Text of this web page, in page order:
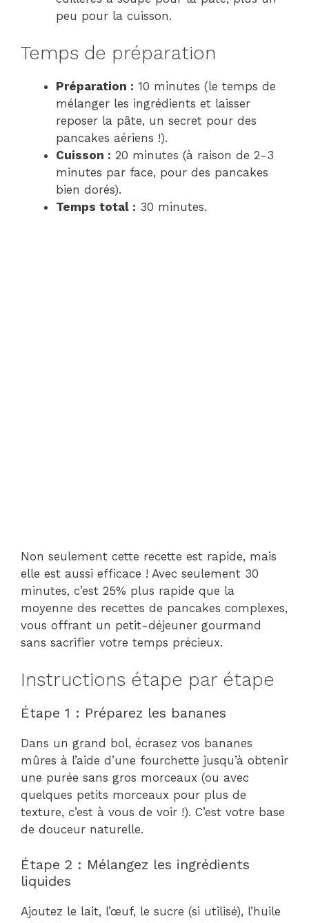
peu pour la cuisson.
Temps de préparation
Préparation : 10 minutes (le temps de
mélanger les ingrédients et laisser
reposer la pâte, un secret pour des
pancakes aériens !).
Cuisson : 20 minutes (à raison de 2-3
minutes par face, pour des pancakes
bien dorés).
Temps total : 30 minutes.
Non seulement cette recette est rapide, mais
elle est aussi efficace ! Avec seulement 30
minutes, c’est 25% plus rapide que la
moyenne des recettes de pancakes complexes,
vous offrant un petit-déjeuner gourmand
sans sacrifier votre temps précieux.
Instructions étape par étape
Étape 1 : Préparez les bananes
Dans un grand bol, écrasez vos bananes
mûres à l’aide d’une fourchette jusqu’à obtenir
une purée sans gros morceaux (ou avec
quelques petits morceaux pour plus de
texture, c’est à vous de voir !). C’est votre base
de douceur naturelle.
Étape 2 : Mélangez les ingrédients
liquides
Ajoutez le lait, l’œuf, le sucre (si utilisé), l’huile